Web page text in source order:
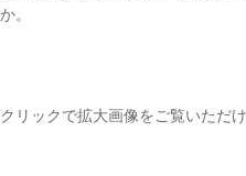
か。
クリックで拡大画像をご覧いただけ